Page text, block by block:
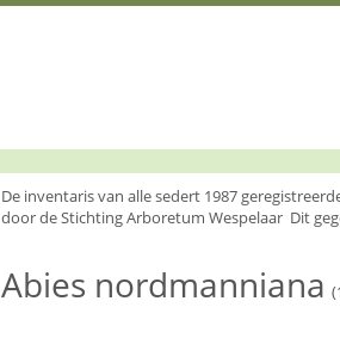
De inventaris van alle sedert 1987
door de Stichting Arboretum Wespelaar Dit
Abies nordmanniana